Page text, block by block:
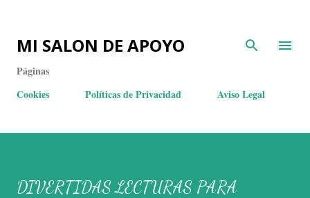
MI SALON DE APOYO
Páginas
Cookies
Políticas de Privacidad Aviso Legal
DIVERTIDAS LECTURAS PARA